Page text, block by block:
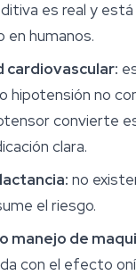
es real y
en humanos.
cardiovascular:
hipotensión no
convierte
clara.
no
el riesgo.
manejo de
con el efecto